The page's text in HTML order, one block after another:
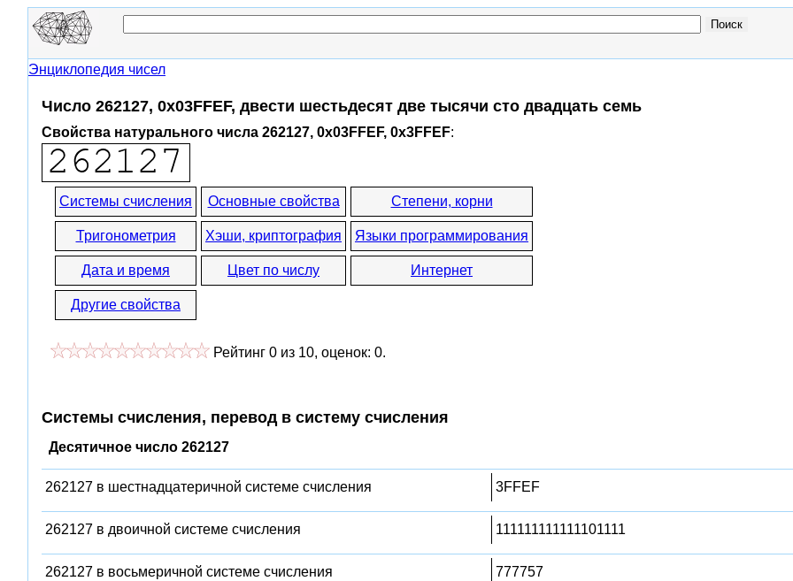
Энциклопедия чисел
Число 262127, 0x03FFEF, двести шестьдесят две тысячи сто двадцать семь
Свойства натурального числа 262127, 0x03FFEF, 0x3FFEF:
Системы счисления Основные свойства Степени, корни
Тригонометрия Хэши, криптография Языки программирования
Дата и время Цвет по числу Интернет
Другие свойства
Рейтинг 0 из 10, оценок: 0.
Системы счисления, перевод в систему счисления
Десятичное число 262127
262127 в шестнадцатеричной системе счисления 3FFEF
262127 в двоичной системе счисления 111111111111101111
262127 в восьмеричной системе счисления 777757